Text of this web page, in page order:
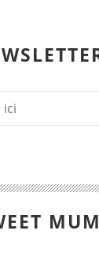
MUM